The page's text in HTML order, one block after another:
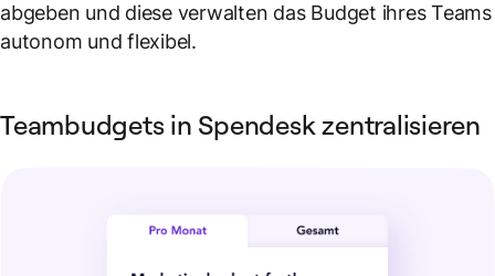
abgeben und diese verwalten das Budget ihres Teams
autonom und flexibel.
Teambudgets in Spendesk zentralisieren